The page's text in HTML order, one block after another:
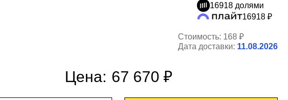
16918 долями
16918 ₽
Стоимость: 168 ₽
Дата доставки: 11.08.2026
Цена: 67 670 ₽